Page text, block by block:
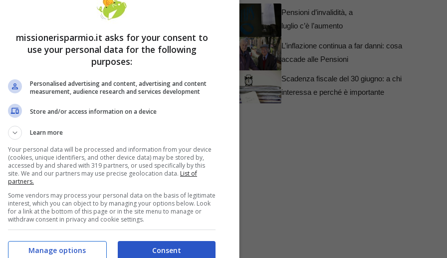
delle
31 ottobre
essere
per lo
cartelle
al di
...
Leggi
26 Agosto 2021
Condono multe,
bollo auto,
superbollo fino a 5
mila euro: ecco
come nel 2021 gli
automobilisti
varato lo stralcio delle
cartelle esattoriali fino a
tutto
Pensioni d’invalidità, a
luglio c’è l’aumento
L’inflazione continua a far danni: cosa
accade alle Pensioni
Scadenza fiscale del 30 giugno: a chi
interessa e perché è importante
missionerisparmio.it asks for your consent to
use your personal data for the following
purposes:
Personalised advertising and content, advertising and content
measurement, audience research and services development
Store and/or access information on a device
Learn more
Your personal data will be processed and information from your device
(cookies, unique identifiers, and other device data) may be stored by,
accessed by and shared with 319 partners, or used specifically by this
site. We and our partners may use precise geolocation data. List of
partners.
Some vendors may process your personal data on the basis of legitimate
interest, which you can object to by managing your options below. Look
for a link at the bottom of this page or in the site menu to manage or
withdraw consent in privacy and cookie settings.
Consent
Manage options